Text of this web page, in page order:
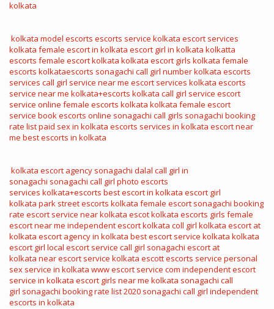
kolkata
kolkata model escorts escorts service kolkata escort services
kolkata female escort in kolkata escort girl in kolkata kolkatta
escorts female escort kolkata kolkata escort girls kolkata female
escorts kolkataescorts sonagachi call girl numberkolkata escorts
services call girl service near me escort services kolkata escorts
service near me kolkata+escorts kolkata call girl service escort
service online female escorts kolkata kolkata female escort
service book escorts online sonagachi call girls sonagachi booking
rate listpaid sex in kolkata escorts services in kolkata escort near
me best escorts in kolkata
kolkata escort agency sonagachi dalal call girl in
sonagachi sonagachi call girl photo escorts
services kolkata+escorts best escort in kolkata escort girl
kolkata park street escorts kolkata female escort sonagachi booking
rate escort service nearkolkata escotkolkata escorts girls female
escort near me independent escort kolkata coll girl kolkata escort at
kolkata escort agency in kolkata best escort service kolkata kolkata
escort girl local escort service call girl sonagachi escort at
kolkata near escort service kolkata escottescorts service personal
sex service in kolkata www escort service com independent escort
service in kolkata escort girls near me kolkata sonagachi call
girl sonagachi booking rate list 2020 sonagachi call girl independent
escorts in kolkata